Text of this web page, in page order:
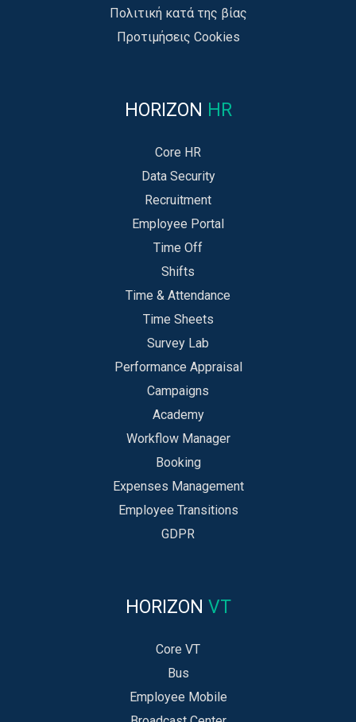
Πολιτική κατά της βίας
Προτιμήσεις Cookies
HORIZON HR
Core HR
Data Security
Recruitment
Employee Portal
Time Off
Shifts
Time & Attendance
Time Sheets
Survey Lab
Performance Appraisal
Campaigns
Academy
Workflow Manager
Booking
Expenses Management
Employee Transitions
GDPR
HORIZON VT
Core VT
Bus
Employee Mobile